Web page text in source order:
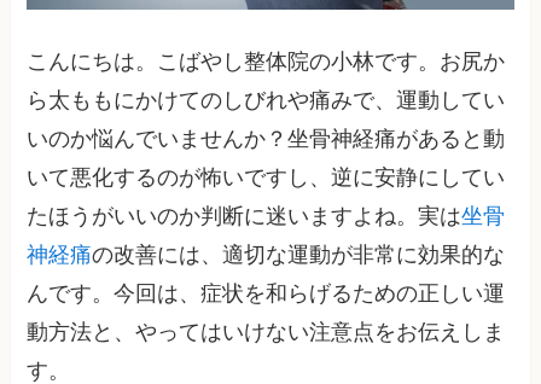
こんにちは。こばやし整体院の小林です。お尻か
ら太ももにかけてのしびれや痛みで、運動してい
いのか悩んでいませんか？坐骨神経痛があると動
いて悪化するのが怖いですし、逆に安静にしてい
たほうがいいのか判断に迷いますよね。実は坐骨
神経痛の改善には、適切な運動が非常に効果的な
んです。今回は、症状を和らげるための正しい運
動方法と、やってはいけない注意点をお伝えしま
す。